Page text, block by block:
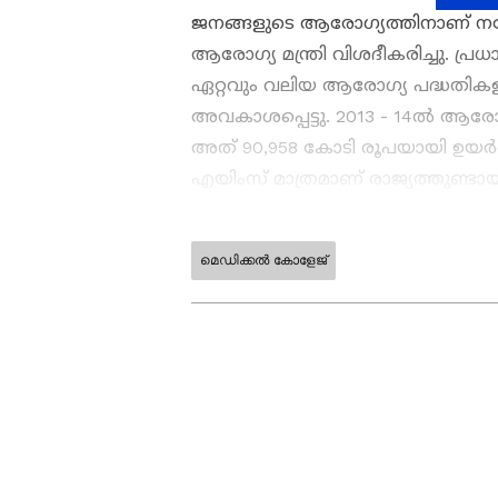
ജനങ്ങളുടെ ആരോഗ്യത്തിനാണ്
ആരോഗ്യ മന്ത്രി വിശദീകരിച്ചു.
ഏറ്റവും വലിയ ആരോഗ്യ
അവകാശപ്പെട്ടു. 2013 - 14ൽ
അത് 90,958 കോടി രൂപയായി
എയിംസ് മാത്രമാണ്
തുടങ്ങിയെന്നും മന്ത്രി വിശദീകരിച്ചു.
ഇന്ത്യയിലെയും
മെഡിക്കൽ കോളേജ്